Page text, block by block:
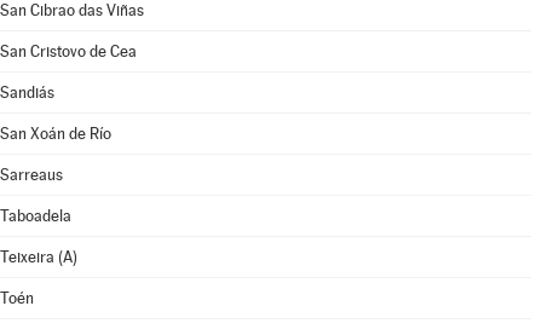
San Cibrao das Viñas
San Cristovo de Cea
Sandiás
San Xoán de Río
Sarreaus
Taboadela
Teixeira (A)
Toén